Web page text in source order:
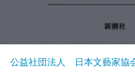
公益社団法人 日本文藝家協